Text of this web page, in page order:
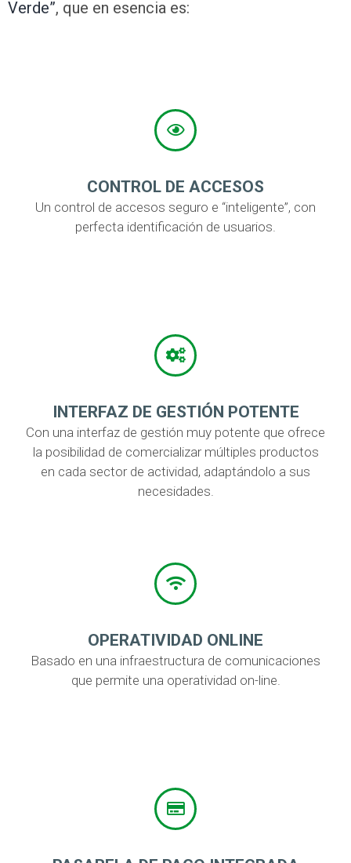
Verde”, que en esencia es:
CONTROL DE ACCESOS
Un control de accesos seguro e “inteligente”, con
perfecta identificación de usuarios.
INTERFAZ DE GESTIÓN POTENTE
Con una interfaz de gestión muy potente que ofrece
la posibilidad de comercializar múltiples productos
en cada sector de actividad, adaptándolo a sus
necesidades.
OPERATIVIDAD ONLINE
Basado en una infraestructura de comunicaciones
que permite una operatividad on-line.